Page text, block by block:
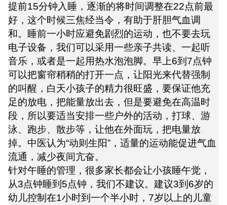
提前15分钟入睡，逐渐的将时间调整在22点前最
好，这个时候三焦经当令，有助于肝胆气血调
和。睡前一小时应避免剧烈的运动，也不要去玩
电子设备，我们可以采用一些亲子共读、一起听
音乐，或者是一起用热水泡泡脚。早上6到7点钟
可以把窗帘稍稍的打开一点，让阳光来代替强制
的叫醒，白天小孩子的精力很旺盛，要保证他充
足的放电，把能量放出去，但是要避免在高温时
段，所以要适当安排一些户外的活动，打球、游
泳、跑步、散步等，让他在外面玩，把电量放
掉。中医认为“动则生阳”，适量的运动能促进气血
流通，减少夜间亢奋。
针对午睡的管理，很多家长都会让小孩睡午觉，
从3点钟睡到5点钟，我们不建议。建议3到6岁的
幼儿控制在1小时到一个半小时，7岁以上的儿童